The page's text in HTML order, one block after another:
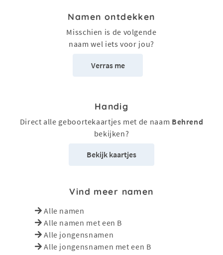
Namen ontdekken
Misschien is de volgende
naam wel iets voor jou?
Verras me
Handig
Direct alle geboortekaartjes met de naam Behrend
bekijken?
Bekijk kaartjes
Vind meer namen
Alle namen
Alle namen met een B
Alle jongensnamen
Alle jongensnamen met een B